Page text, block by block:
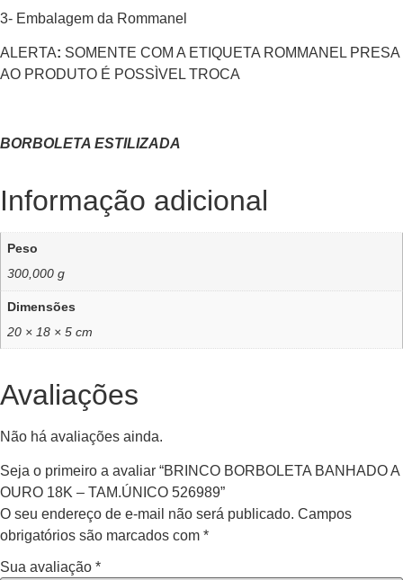
3- Embalagem da Rommanel
ALERTA: SOMENTE COM A ETIQUETA ROMMANEL PRESA
AO PRODUTO É POSSÌVEL TROCA
BORBOLETA ESTILIZADA
Informação adicional
Peso
300,000 g
Dimensões
20 × 18 × 5 cm
Avaliações
Não há avaliações ainda.
Seja o primeiro a avaliar “BRINCO BORBOLETA BANHADO A
OURO 18K – TAM.ÚNICO 526989”
O seu endereço de e-mail não será publicado. Campos
obrigatórios são marcados com *
Sua avaliação *